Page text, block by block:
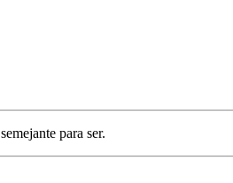
para ser.